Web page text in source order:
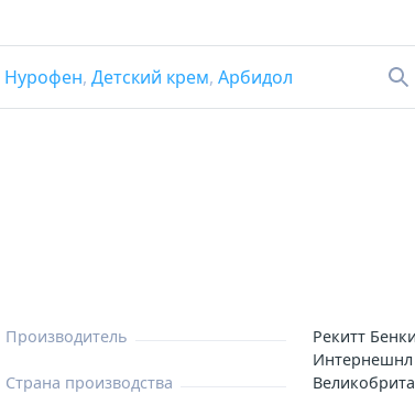
Нурофен, Детский крем, Арбидол
Производитель
Рекитт
Интернешнл
Страна производства